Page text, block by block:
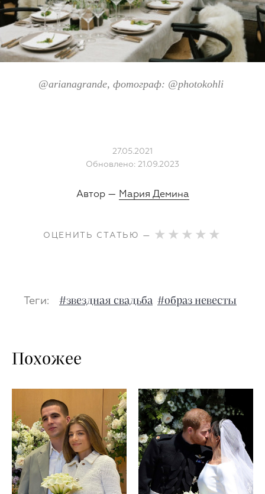
@arianagrande, фотограф: @photokohli
27.05.2021
Обновлено: 21.09.2023
Автор — Мария Демина
ОЦЕНИТЬ СТАТЬЮ —
Теги: #звездная свадьба #образ невесты
Похожее